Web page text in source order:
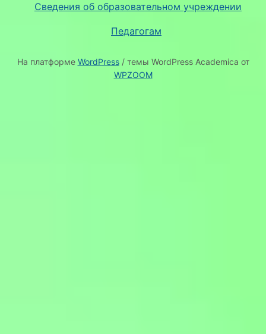
Сведения об образовательном учреждении
Педагогам
На платформе WordPress/ темы WordPress Academica от
WPZOOM